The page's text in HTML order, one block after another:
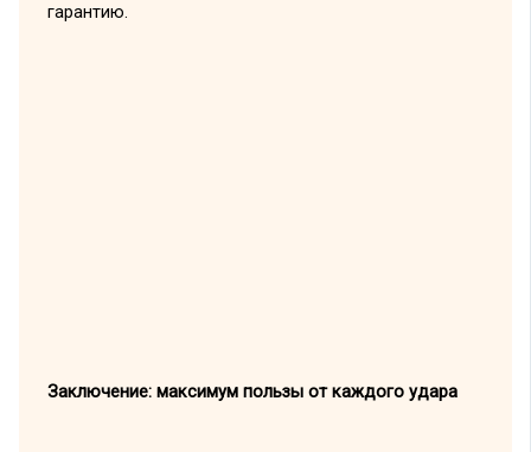
гарантию.
Заключение: максимум пользы от каждого удара